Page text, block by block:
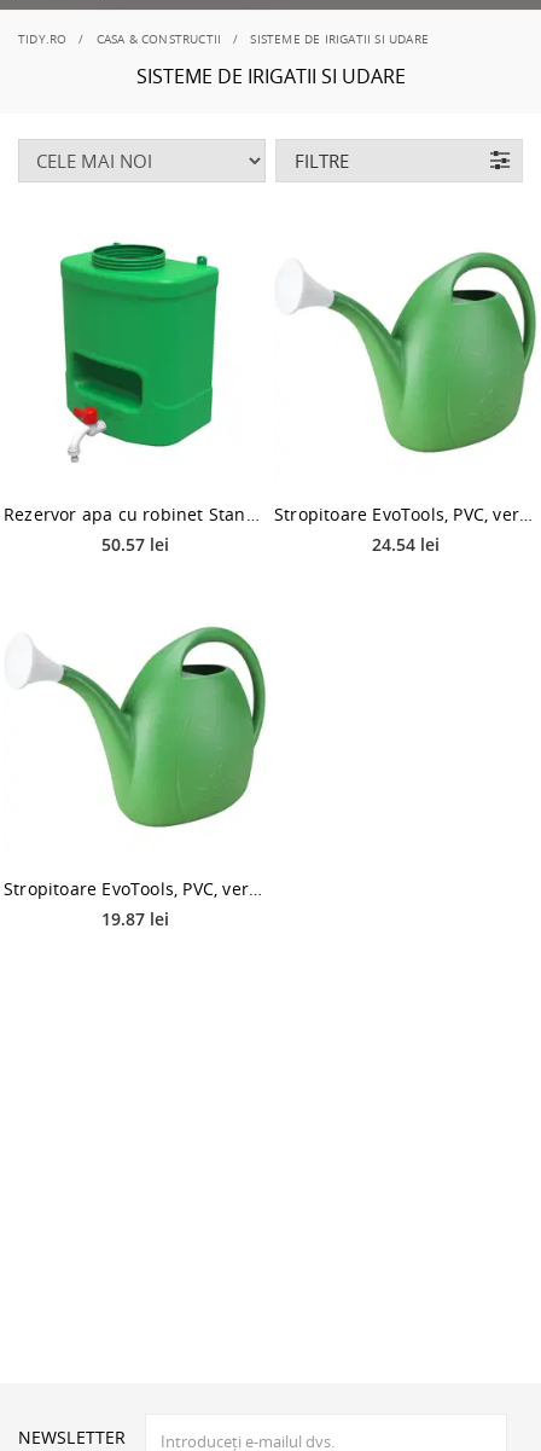
TIDY.RO CASA & CONSTRUCTII SISTEME DE IRIGATII SI UDARE
SISTEME DE IRIGATII SI UDARE
FILTRE
50.57 lei
24.54 lei
19.87 lei
NEWSLETTER